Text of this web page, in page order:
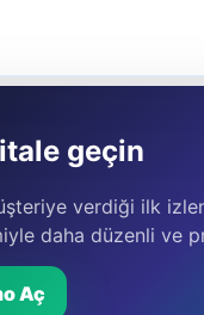
geçin
verdiği ilk
daha düzenli ve
Aç